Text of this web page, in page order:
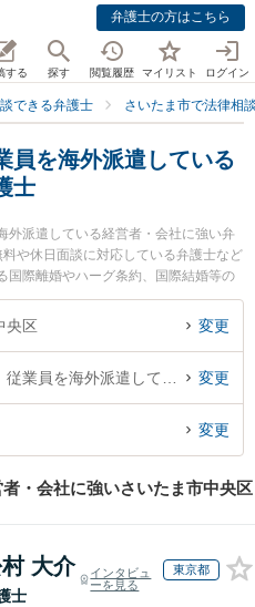
弁護士の方はこちら
する 探す 閲覧履歴 マイリスト ログイン
できる弁護士 さいたま市で法律相
員を海外派遣している
士
外派遣している経営者・会社に強い弁
や休日面談に対応している弁護士など
国際離婚やハーグ条約、国際結婚等の
です。特にSINTO法律事務所の鈴木 秀
眞砂 一也弁護士のプロフィール情報や
ている経営者・会社のトラブル解決の
『初回相談無料で従業員を海外派遣し
いたま市中央区内の弁護士に相談予約
央区 変更
変更
変更
・会社に強いさいたま市中央区
大介
士
インタビュ
ーを見る
東京都